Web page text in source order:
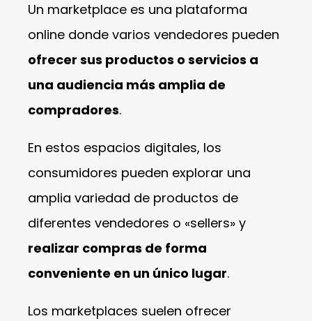
Un marketplace es una plataforma
online donde varios vendedores pueden
ofrecer sus productos o servicios a
una audiencia más amplia de
compradores.
En estos espacios digitales, los
consumidores pueden explorar una
amplia variedad de productos de
diferentes vendedores o «sellers» y
realizar compras de forma
conveniente en un único lugar.
Los marketplaces suelen ofrecer